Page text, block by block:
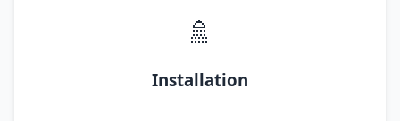
🚿
Installation